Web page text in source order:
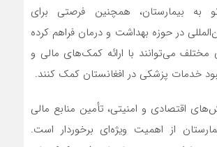
به بیمارستان، همچنین فرصتی برای
در حوزه بهداشت و درمان فراهم کرده
می‌توانند با ارائه کمک‌های مالی و
خدمات پزشکی در افغانستان کمک کنند.
اقتصادی و امنیتی، تأمین منابع مالی
از اهمیت ویژه‌ای برخوردار است.